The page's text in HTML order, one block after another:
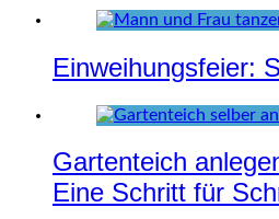
Einweihungsfeier:
Gartenteich
Eine Schritt für